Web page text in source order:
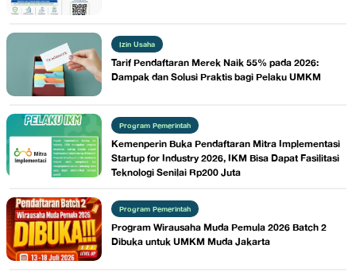
Izin Usaha
Tarif Pendaftaran Merek Naik 55% pada 2026:
Dampak dan Solusi Praktis bagi Pelaku UMKM
Program Pemerintah
Kemenperin Buka Pendaftaran Mitra Implementasi
Startup for Industry 2026, IKM Bisa Dapat Fasilitasi
Teknologi Senilai Rp200 Juta
Program Pemerintah
Program Wirausaha Muda Pemula 2026 Batch 2
Dibuka untuk UMKM Muda Jakarta